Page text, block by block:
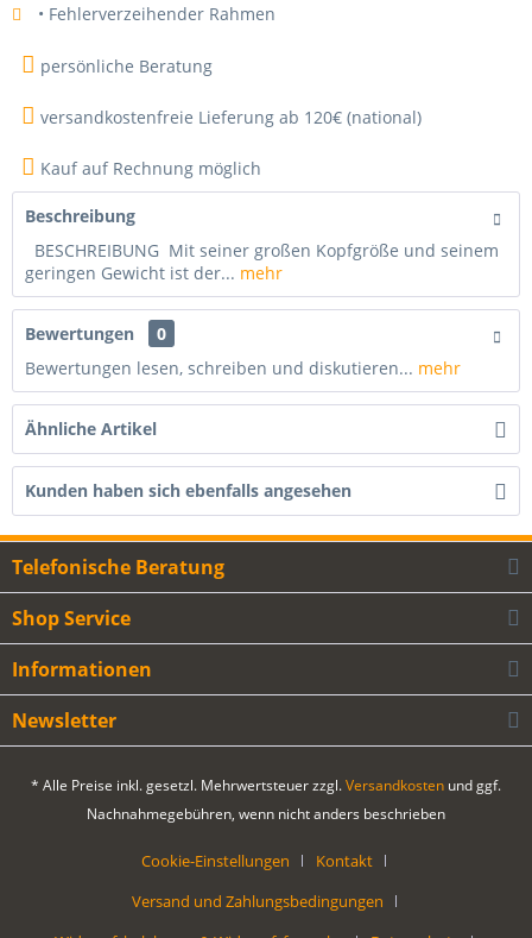
• Fehlerverzeihender Rahmen
persönliche Beratung
versandkostenfreie Lieferung ab 120€ (national)
Kauf auf Rechnung möglich
Beschreibung
BESCHREIBUNG Mit seiner großen Kopfgröße und seinem
geringen Gewicht ist der... mehr
Bewertungen
0
Bewertungen lesen, schreiben und diskutieren... mehr
Ähnliche Artikel
Kunden haben sich ebenfalls angesehen
Telefonische Beratung
Shop Service
Informationen
Newsletter
* Alle Preise inkl. gesetzl. Mehrwertsteuer zzgl.Versandkosten und ggf.
Nachnahmegebühren, wenn nicht anders beschrieben
Cookie-Einstellungen
Kontakt
Versand und Zahlungsbedingungen